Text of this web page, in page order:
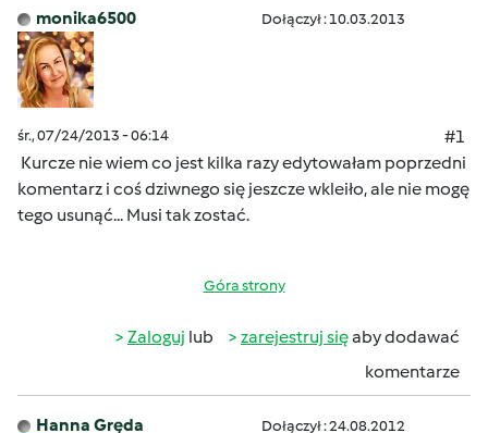
monika6500 Dołączył : 10.03.2013
śr., 07/24/2013 - 06:14
#1
Kurcze nie wiem co jest kilka razy edytowałam poprzedni
komentarz i coś dziwnego się jeszcze wkleiło, ale nie mogę
tego usunąć... Musi tak zostać.
Góra strony
Zaloguj lub zarejestruj sięaby dodawać
komentarze
Hanna Gręda Dołączył : 24.08.2012